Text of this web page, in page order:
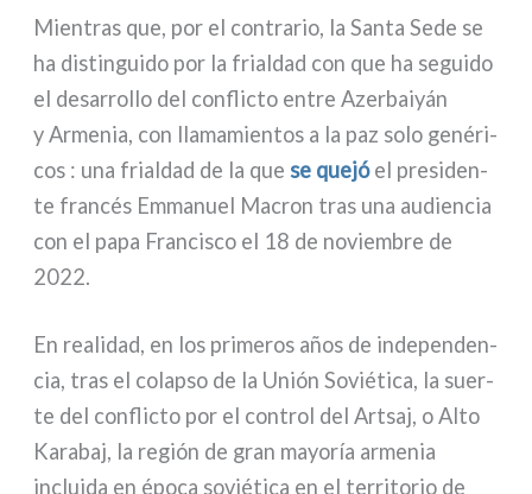
Mientras que, por el con­tra­rio, la Santa Sede se
ha distin­gui­do por la frial­dad con que ha segui­do
el desar­rol­lo del con­flic­to entre Azerbaiyán
y Armenia, con lla­ma­mien­tos a la paz solo gené­ri­
cos : una frial­dad de la quese que­jóel pre­si­den­
te fran­cés Emmanuel Macron tras una audien­cia
con el papa Francisco el 18 de noviem­bre de
2022.
En rea­li­dad, en los pri­me­ros años de inde­pen­den­
cia, tras el colap­so de la Unión Soviética, la suer­
te del con­flic­to por el con­trol del Artsaj, o Alto
Karabaj, la región de gran mayo­ría arme­nia
inclui­da en épo­ca sovié­ti­ca en el ter­ri­to­rio de